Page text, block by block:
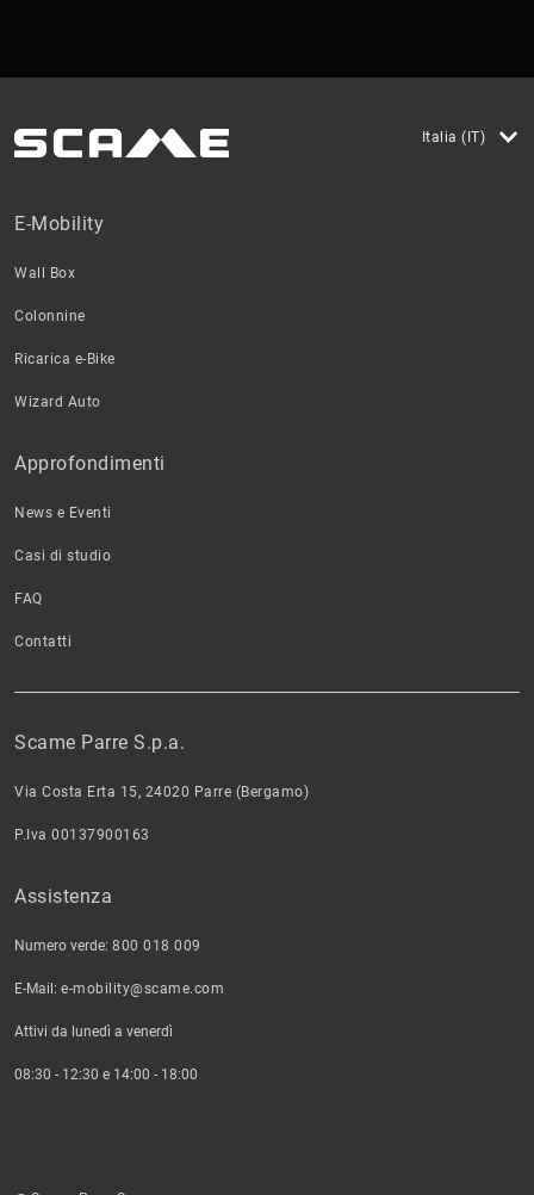
Italia (IT)
Scame Parre S.p.a.
Via Costa Erta 15, 24020 Parre (Bergamo)
P.Iva 00137900163
Assistenza
Numero verde: 800 018 009
E-Mail: e-mobility@scame.com
Attivi da lunedì a venerdì
08:30 - 12:30 e 14:00 - 18:00
E-Mobility
Wall Box
Colonnine
Ricarica e-Bike
Wizard Auto
Approfondimenti
News e Eventi
Casi di studio
FAQ
Contatti